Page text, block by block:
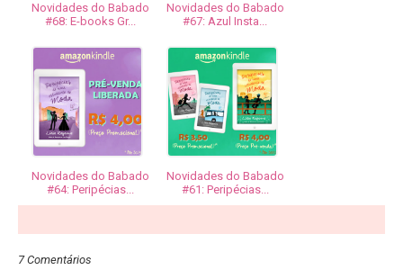
Novidades do Babado
#68: E-books Gr...
Novidades do Babado
#67: Azul Insta...
Novidades do Babado
#64: Peripécias...
Novidades do Babado
#61: Peripécias...
7 Comentários